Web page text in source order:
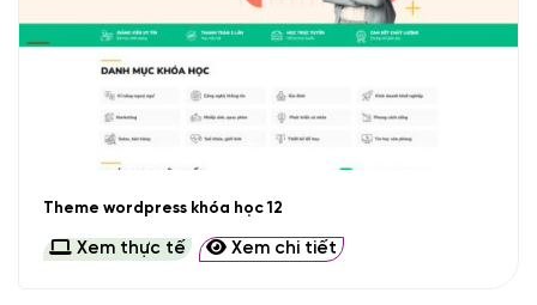
Theme wordpress khóa học 12
Xem thực tế Xem chi tiết